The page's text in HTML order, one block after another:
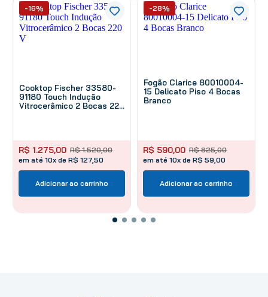
Cooktop Fischer 33580-
91180 Touch Indução
Vitrocerâmico 2 Bocas 220
R$ 1.520,00
R$ 1.275,00
em até 10x de R$ 127,50
-16%
Adicionar ao carrinho
Fogão Clarice 80010004-
15 Delicato Piso 4 Bocas
Branco
R$ 825,00
R$ 590,00
em até 10x de R$ 59,00
-28%
Adicionar ao carrinho